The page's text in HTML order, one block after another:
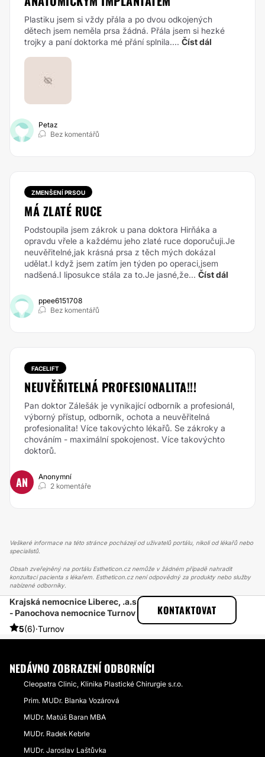
Plastiku jsem si vždy přála a po dvou odkojených
dětech jsem neměla prsa žádná. Přála jsem si hezké
trojky a paní doktorka mé přání splnila.... Číst dál
Petaz
Bez komentářů
ZMENŠENÍ PRSOU
MÁ ZLATÉ RUCE
Podstoupila jsem zákrok u pana doktora Hirňáka a
opravdu vřele a každému jeho zlaté ruce doporučuji.Je
neuvěřitelné,jak krásná prsa z těch mých dokázal
udělat.I když jsem zatím jen týden po operaci,jsem
nadšená.I liposukce stála za to.Je jasné,že... Číst dál
ppee6151708
Bez komentářů
FACELIFT
NEUVĚŘITELNÁ PROFESIONALITA!!!
Pan doktor Zálešák je vynikající odborník a profesionál,
výborný přístup, odborník, ochota a neuvěřitelná
profesionalita! Více takovýchto lékařů. Se zákroky a
chováním - maximální spokojenost. Více takovýchto
doktorů.
AN
Anonymní
2 komentáře
Veškeré informace na této stránce pocházejí od uživatelů portálu, nikoli od lékařů nebo
specialistů.
Obsah zveřejněný na portálu Estheticon.cz nemůže v žádném případě nahradit
konzultaci pacienta s lékařem. Estheticon.cz není odpovědný za produkty nebo služby
nabízené odborníky.
Krajská nemocnice Liberec, .a.s
- Panochova nemocnice Turnov
5(6)·Turnov
KONTAKTOVAT
ESTHETICON
PŘÍBĚHY
PŘÍBĚHY TÝKAJÍCÍ SE ZÁKROKU PLIKACE ŽALUDKU
REDUKCE VÁHY BANDÁŽÍ ŽALUDKU
NEDÁVNO ZOBRAZENÍ ODBORNÍCI
Cleopatra Clinic, Klinika Plastické Chirurgie s.r.o.
Prim. MUDr. Blanka Vozárová
MUDr. Matúš Baran MBA
MUDr. Radek Kebrle
MUDr. Jaroslav Laštůvka